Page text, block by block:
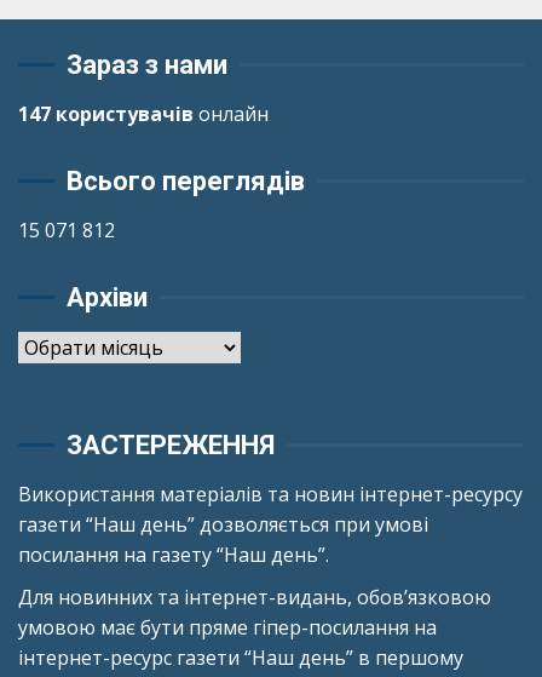
Зараз з нами
147 користувачів онлайн
Всього переглядів
15 071 812
Архіви
Архіви
ЗАСТЕРЕЖЕННЯ
Використання матеріалів та новин інтернет-ресурсу
газети “Наш день” дозволяється при умові
посилання на газету “Наш день”.
Для новинних та інтернет-видань, обов’язковою
умовою має бути пряме гіпер-посилання на
інтернет-ресурс газети “Наш день” в першому